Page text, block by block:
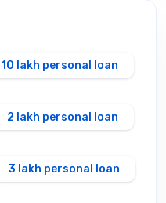
10 lakh personal loan
2 lakh personal loan
3 lakh personal loan